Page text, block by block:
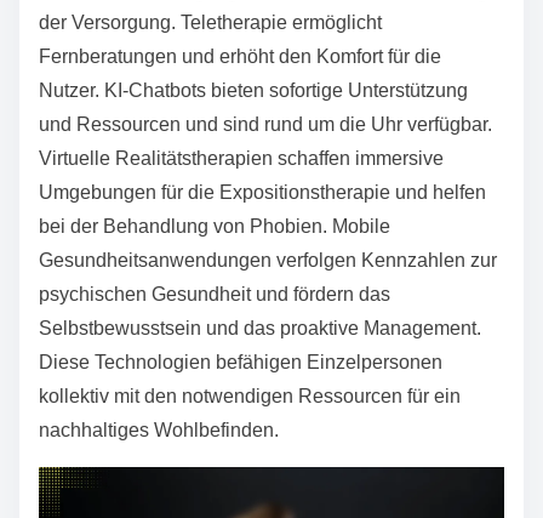
der Versorgung. Teletherapie ermöglicht
Fernberatungen und erhöht den Komfort für die
Nutzer. KI-Chatbots bieten sofortige Unterstützung
und Ressourcen und sind rund um die Uhr verfügbar.
Virtuelle Realitätstherapien schaffen immersive
Umgebungen für die Expositionstherapie und helfen
bei der Behandlung von Phobien. Mobile
Gesundheitsanwendungen verfolgen Kennzahlen zur
psychischen Gesundheit und fördern das
Selbstbewusstsein und das proaktive Management.
Diese Technologien befähigen Einzelpersonen
kollektiv mit den notwendigen Ressourcen für ein
nachhaltiges Wohlbefinden.